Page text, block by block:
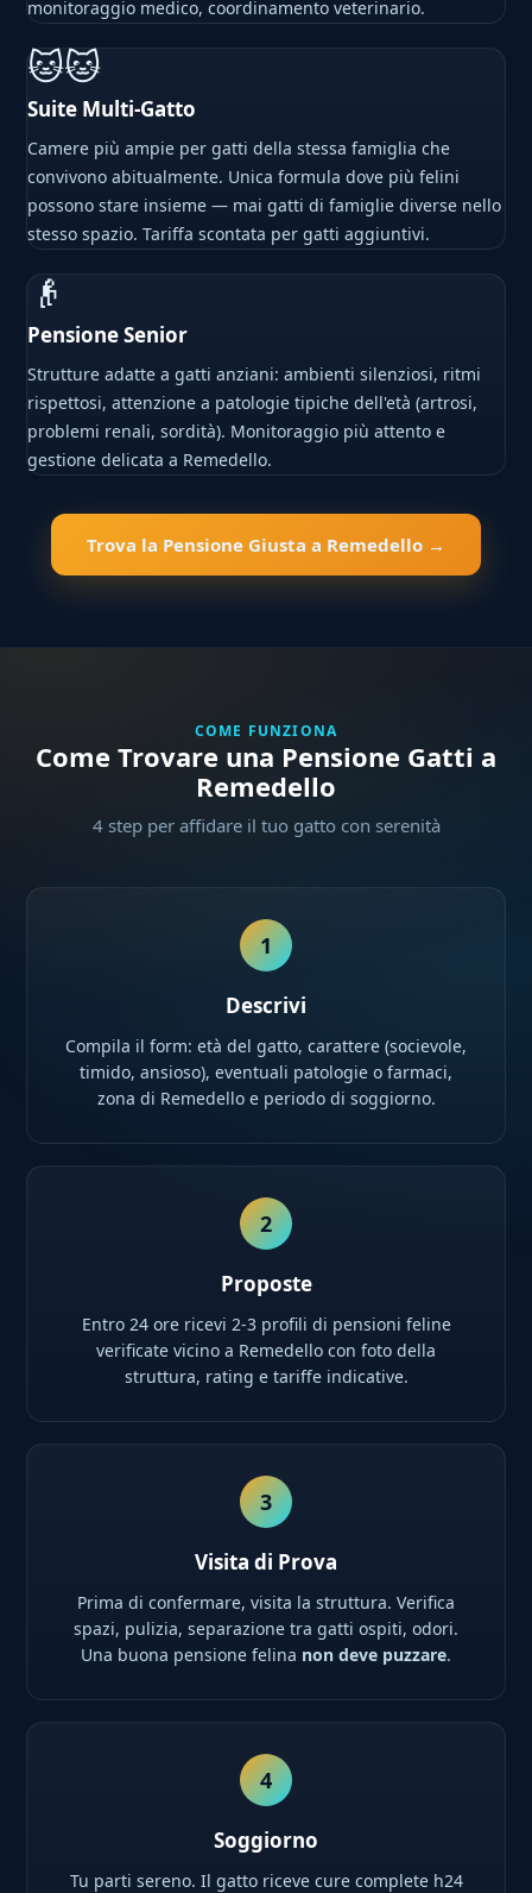
monitoraggio medico, coordinamento veterinario.
🐱🐱
Suite Multi-Gatto
Camere più ampie per gatti della stessa famiglia che
convivono abitualmente. Unica formula dove più felini
possono stare insieme — mai gatti di famiglie diverse nello
stesso spazio. Tariffa scontata per gatti aggiuntivi.
👴
Pensione Senior
Strutture adatte a gatti anziani: ambienti silenziosi, ritmi
rispettosi, attenzione a patologie tipiche dell'età (artrosi,
problemi renali, sordità). Monitoraggio più attento e
gestione delicata a Remedello.
Trova la Pensione Giusta a Remedello →
COME FUNZIONA
Come Trovare una Pensione Gatti a
Remedello
4 step per affidare il tuo gatto con serenità
1
Descrivi
Compila il form: età del gatto, carattere (socievole,
timido, ansioso), eventuali patologie o farmaci,
zona di Remedello e periodo di soggiorno.
2
Proposte
Entro 24 ore ricevi 2-3 profili di pensioni feline
verificate vicino a Remedello con foto della
struttura, rating e tariffe indicative.
3
Visita di Prova
Prima di confermare, visita la struttura. Verifica
spazi, pulizia, separazione tra gatti ospiti, odori.
Una buona pensione felina non deve puzzare.
4
Soggiorno
Tu parti sereno. Il gatto riceve cure complete h24